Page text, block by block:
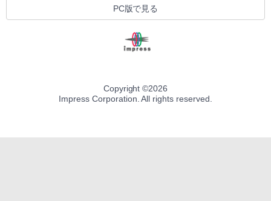
PC版で見る
Copyright ©2026
Impress Corporation. All rights reserved.